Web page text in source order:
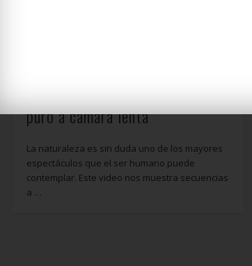
puro a cámara lenta
La naturaleza es sin duda uno de los mayores
espectáculos que el ser humano puede
contemplar. Este video nos muestra secuencias
a …